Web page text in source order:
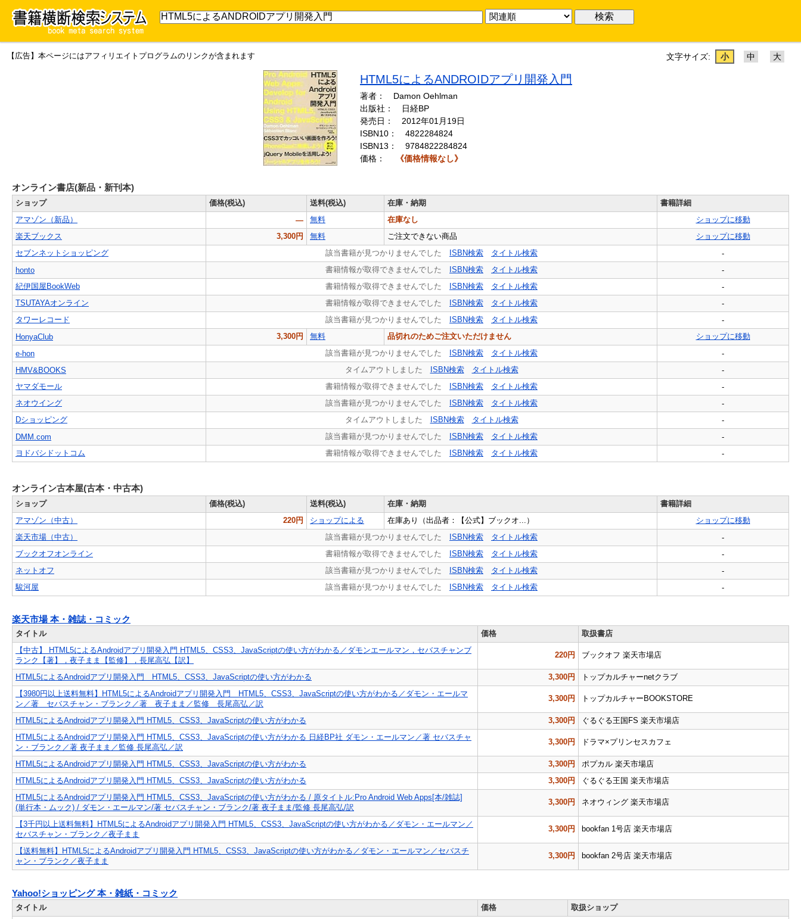
【広告】本ページにはアフィリエイトプログラムのリンクが含まれます 文字サイズ: 小 中 大
HTML5によるANDROIDアプリ開発入門
著者： Damon Oehlman
出版社： 日経BP
発売日： 2012年01月19日
ISBN10： 4822284824
ISBN13： 9784822284824
価格：
《価格情報なし》
オンライン書店(新品・新刊本)
ショップ 価格(税込) 送料(税込) 在庫・納期
書籍詳細
アマゾン（新品）
― 無料 在庫なし
ショップに移動
楽天ブックス
3,300円 無料 ご注文できない商品
ショップに移動
セブンネットショッピング
該当書籍が見つかりませんでした ISBN検索 タイトル検索
-
honto
書籍情報が取得できませんでした ISBN検索 タイトル検索
-
紀伊国屋BookWeb
書籍情報が取得できませんでした ISBN検索 タイトル検索
-
TSUTAYAオンライン
書籍情報が取得できませんでした ISBN検索 タイトル検索
-
タワーレコード
該当書籍が見つかりませんでした ISBN検索 タイトル検索
-
HonyaClub
3,300円 無料 品切れのためご注文いただけません
ショップに移動
e-hon
該当書籍が見つかりませんでした ISBN検索 タイトル検索
-
HMV&BOOKS
タイムアウトしました ISBN検索 タイトル検索
-
ヤマダモール
書籍情報が取得できませんでした ISBN検索 タイトル検索
-
ネオウイング
該当書籍が見つかりませんでした ISBN検索 タイトル検索
-
Dショッピング
タイムアウトしました ISBN検索 タイトル検索
-
DMM.com
該当書籍が見つかりませんでした ISBN検索 タイトル検索
-
ヨドバシドットコム
書籍情報が取得できませんでした ISBN検索 タイトル検索 -
オンライン古本屋(古本・中古本)
ショップ 価格(税込) 送料(税込) 在庫・納期
書籍詳細
アマゾン（中古）
220円 ショップによる 在庫あり（出品者：【公式】ブックオ...）
ショップに移動
楽天市場（中古）
該当書籍が見つかりませんでした ISBN検索 タイトル検索
-
ブックオフオンライン
書籍情報が取得できませんでした ISBN検索 タイトル検索
-
ネットオフ
該当書籍が見つかりませんでした ISBN検索 タイトル検索
-
駿河屋
該当書籍が見つかりませんでした ISBN検索 タイトル検索 -
楽天市場 本・雑誌・コミック
タイトル 価格
取扱書店
【中古】 HTML5によるAndroidアプリ開発入門 HTML5、CSS3、JavaScriptの使い方がわかる／ダモンエールマン，セバスチャンブ
ランク【著】，夜子まま【監修】，長尾高弘【訳】
220円 ブックオフ 楽天市場店
HTML5によるAndroidアプリ開発入門 HTML5、CSS3、JavaScriptの使い方がわかる 3,300円
トップカルチャーnetクラブ
【3980円以上送料無料】HTML5によるAndroidアプリ開発入門 HTML5、CSS3、JavaScriptの使い方がわかる／ダモン・エールマ
ン／著 セバスチャン・ブランク／著 夜子まま／監修 長尾高弘／訳
3,300円 トップカルチャーBOOKSTORE
HTML5によるAndroidアプリ開発入門 HTML5、CSS3、JavaScriptの使い方がわかる 3,300円
ぐるぐる王国FS 楽天市場店
HTML5によるAndroidアプリ開発入門 HTML5、CSS3、JavaScriptの使い方がわかる 日経BP社 ダモン・エールマン／著 セバスチャ
ン・ブランク／著 夜子まま／監修 長尾高弘／訳
3,300円 ドラマ×プリンセスカフェ
HTML5によるAndroidアプリ開発入門 HTML5、CSS3、JavaScriptの使い方がわかる 3,300円
ポプカル 楽天市場店
HTML5によるAndroidアプリ開発入門 HTML5、CSS3、JavaScriptの使い方がわかる
3,300円
ぐるぐる王国 楽天市場店
HTML5によるAndroidアプリ開発入門 HTML5、CSS3、JavaScriptの使い方がわかる / 原タイトル:Pro Android Web Apps[本/雑誌]
(単行本・ムック) / ダモン・エールマン/著 セバスチャン・ブランク/著 夜子まま/監修 長尾高弘/訳
3,300円 ネオウィング 楽天市場店
【3千円以上送料無料】HTML5によるAndroidアプリ開発入門 HTML5、CSS3、JavaScriptの使い方がわかる／ダモン・エールマン／
セバスチャン・ブランク／夜子まま
3,300円 bookfan 1号店 楽天市場店
【送料無料】HTML5によるAndroidアプリ開発入門 HTML5、CSS3、JavaScriptの使い方がわかる／ダモン・エールマン／セバスチ
ャン・ブランク／夜子まま
3,300円 bookfan 2号店 楽天市場店
Yahoo!ショッピング 本・雑紙・コミック
タイトル 価格
取扱ショップ